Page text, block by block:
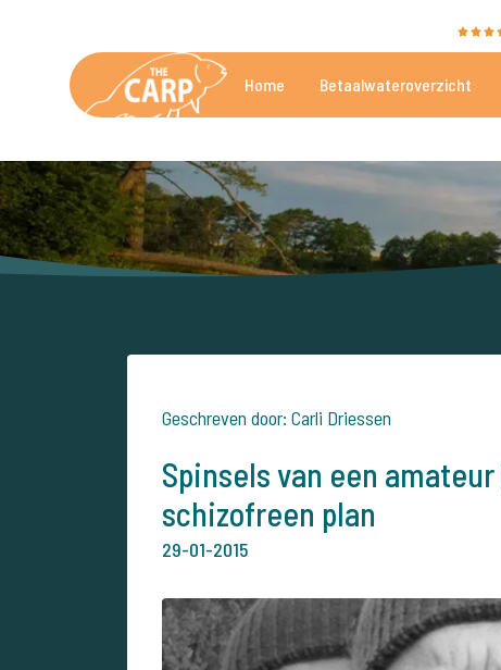
Home Betaalwateroverzicht
Geschreven door: Carli Driessen
Spinsels van een
schizofreen plan
29-01-2015